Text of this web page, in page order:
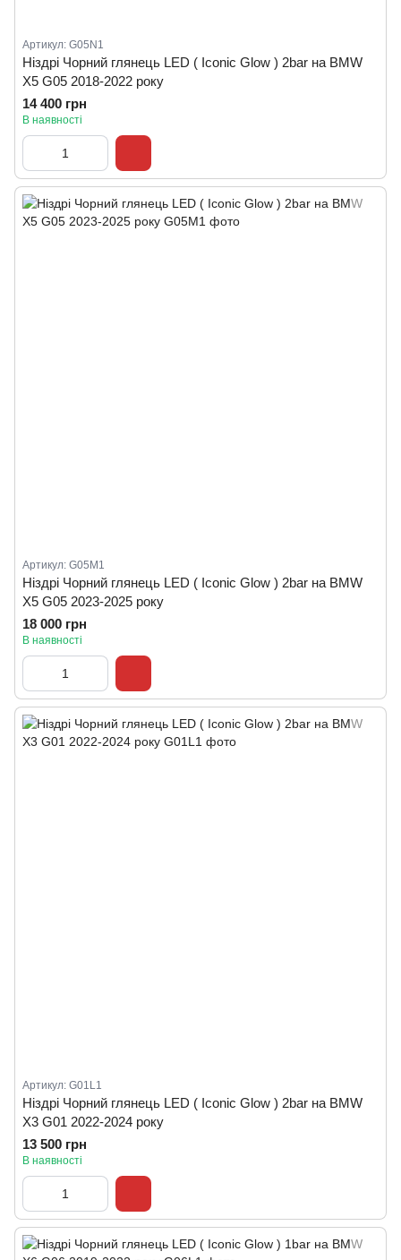
Артикул: G05N1
Ніздрі Чорний глянець LED ( Iconic Glow ) 2bar на BMW
X5 G05 2018-2022 року
14 400 грн
В наявності
Артикул: G05M1
Ніздрі Чорний глянець LED ( Iconic Glow ) 2bar на BMW
X5 G05 2023-2025 року
18 000 грн
В наявності
Артикул: G01L1
Ніздрі Чорний глянець LED ( Iconic Glow ) 2bar на BMW
X3 G01 2022-2024 року
13 500 грн
В наявності